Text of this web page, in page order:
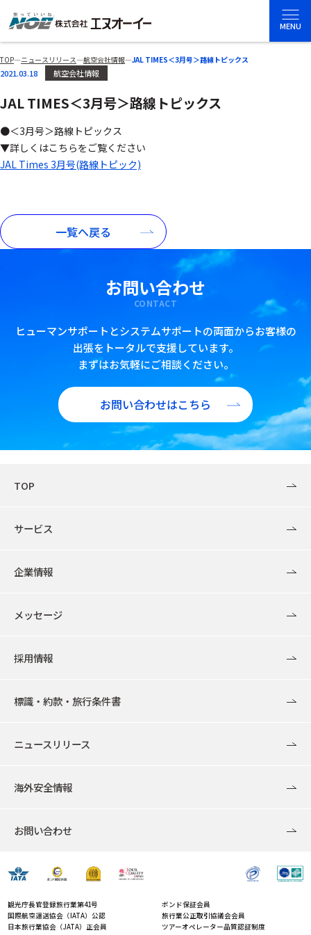
MENU
TOP―ニュースリリース―航空会社情報―JAL TIMES＜3月号＞路線トピックス
2021.03.18 航空会社情報
JAL TIMES＜3月号＞路線トピックス
●＜3月号＞路線トピックス
▼詳しくはこちらをご覧ください
JAL Times 3月号(路線トピック)
一覧へ戻る
お問い合わせ
CONTACT
ヒューマンサポートとシステムサポートの両面からお客様の
出張をトータルで支援しています。
まずはお気軽にご相談ください。
お問い合わせはこちら
TOP
サービス
企業情報
メッセージ
採用情報
標識・約款・旅行条件書
ニュースリリース
海外安全情報
お問い合わせ
観光庁長官登録旅行業第41号
国際航空運送協会（IATA）公認
日本旅行業協会（JATA）正会員
ボンド保証会員
旅行業公正取引協議会会員
ツアーオペレーター品質認証制度